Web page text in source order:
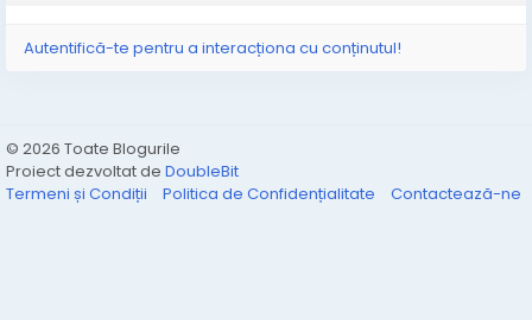
Autentifică-te pentru a interacționa cu conținutul!
© 2026 Toate Blogurile
Proiect dezvoltat de DoubleBit
Termeni și Condiții
Politica de Confidențialitate Contactează-ne